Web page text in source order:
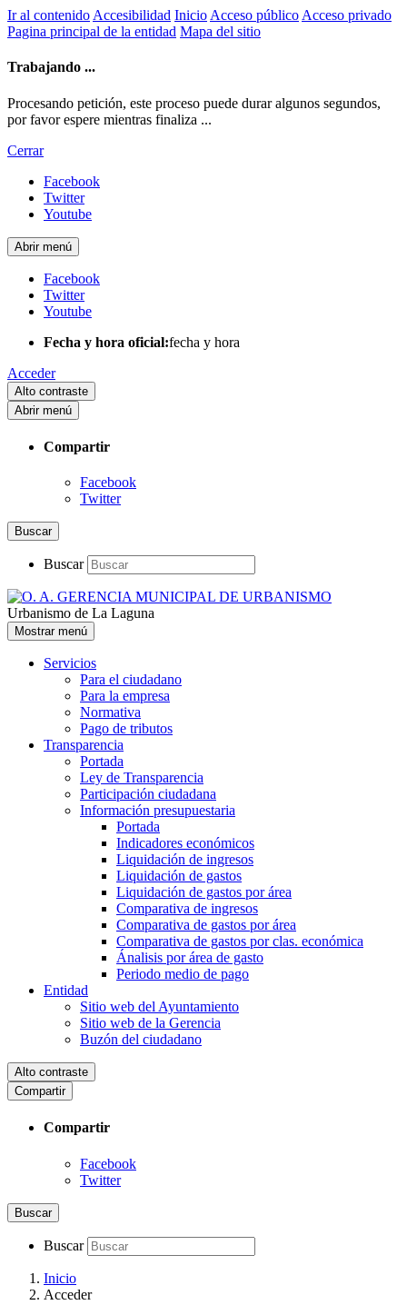
Ir al contenido Accesibilidad Inicio Acceso público Acceso privado
Pagina principal de la entidad Mapa del sitio
Trabajando ...
Procesando petición, este proceso puede durar algunos segundos,
por favor espere mientras finaliza ...
Cerrar
Facebook
Twitter
Youtube
Abrir menú
Facebook
Twitter
Youtube
Fecha y hora oficial:fecha y hora
Acceder
Alto contraste
Abrir menú
Compartir
Facebook
Twitter
Buscar
Buscar
Urbanismo de La Laguna
Mostrar menú
Servicios
Para el ciudadano
Para la empresa
Normativa
Pago de tributos
Transparencia
Portada
Ley de Transparencia
Participación ciudadana
Información presupuestaria
Portada
Indicadores económicos
Liquidación de ingresos
Liquidación de gastos
Liquidación de gastos por área
Comparativa de ingresos
Comparativa de gastos por área
Comparativa de gastos por clas. económica
Ánalisis por área de gasto
Periodo medio de pago
Entidad
Sitio web del Ayuntamiento
Sitio web de la Gerencia
Buzón del ciudadano
Alto contraste
Compartir
Compartir
Facebook
Twitter
Buscar
Buscar
Inicio
Acceder